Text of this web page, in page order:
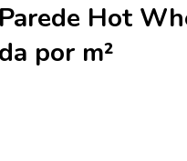
Hot
por m²